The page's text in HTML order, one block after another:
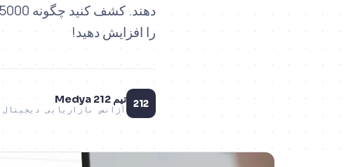
را افزایش دهید!
212 تیم 212 Medya
آژانس بازاریابی دیجیتال